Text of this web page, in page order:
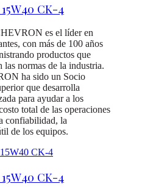
CK-4
es el líder en
con más de 100 años
productos que
las normas de la industria.
ha sido un Socio
que desarrolla
para ayudar a los
total de las operaciones
confiabilidad, la
de los equipos.
CK-4